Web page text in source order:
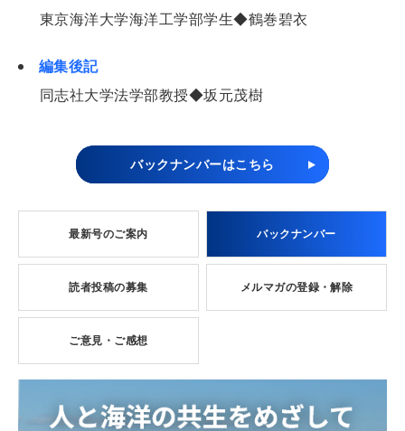
東京海洋大学海洋工学部学生◆鶴巻碧衣
編集後記
同志社大学法学部教授◆坂元茂樹
バックナンバーはこちら
最新号のご案内 バックナンバー
読者投稿の募集 メルマガの登録・解除
ご意見・ご感想